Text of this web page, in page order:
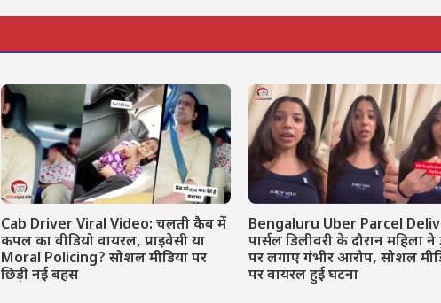
Cab Driver Viral Video: चलती कैब में
कपल का वीडियो वायरल, प्राइवेसी या
Moral Policing? सोशल मीडिया पर
छिड़ी नई बहस
Bengaluru Uber Parcel
पार्सल डिलीवरी के दौरान महिला ने
पर लगाए गंभीर आरोप, सोशल
पर वायरल हुई घटना